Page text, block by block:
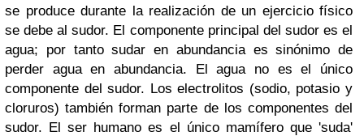
se produce durante la realización de un ejercicio físico
se debe al sudor. El componente principal del sudor es el
agua; por tanto sudar en abundancia es sinónimo de
perder agua en abundancia. El agua no es el único
componente del sudor. Los electrolitos (sodio, potasio y
cloruros) también forman parte de los componentes del
sudor. El ser humano es el único mamífero que 'suda'